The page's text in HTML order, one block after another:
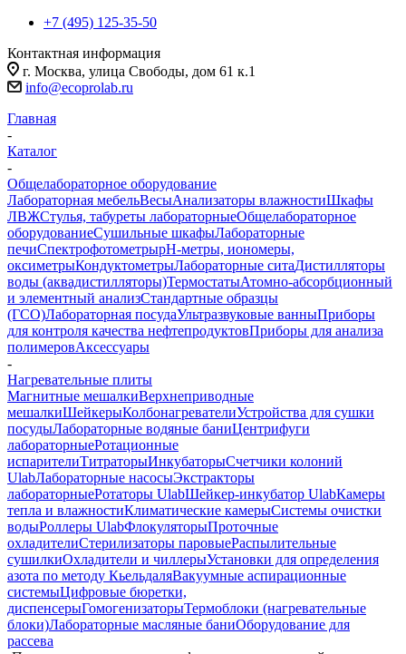
+7 (495) 125-35-50
Контактная информация
г. Москва, улица Свободы, дом 61 к.1
info@ecoprolab.ru
Главная
-
Каталог
-
Общелабораторное оборудование
Лабораторная мебельВесыАнализаторы влажностиШкафы
ЛВЖСтулья, табуреты лабораторныеОбщелабораторное
оборудованиеСушильные шкафыЛабораторные
печиСпектрофотометрыpH-метры, иономеры,
оксиметрыКондуктометрыЛабораторные ситаДистилляторы
воды (аквадистилляторы)ТермостатыАтомно-абсорбционный
и элементный анализСтандартные образцы
(ГСО)Лабораторная посудаУльтразвуковые ванныПриборы
для контроля качества нефтепродуктовПриборы для анализа
полимеровАксессуары
-
Нагревательные плиты
Магнитные мешалкиВерхнеприводные
мешалкиШейкерыКолбонагревателиУстройства для сушки
посудыЛабораторные водяные баниЦентрифуги
лабораторныеРотационные
испарителиТитраторыИнкубаторыСчетчики колоний
UlabЛабораторные насосыЭкстракторы
лабораторныеРотаторы UlabШейкер-инкубатор UlabКамеры
тепла и влажностиКлиматические камерыСистемы очистки
водыРоллеры UlabФлокуляторыПроточные
охладителиСтерилизаторы паровыеРаспылительные
сушилкиОхладители и чиллерыУстановки для определения
азота по методу КьельдаляВакуумные аспирационные
системыЦифровые бюретки,
диспенсерыГомогенизаторыТермоблоки (нагревательные
блоки)Лабораторные масляные баниОборудование для
рассева